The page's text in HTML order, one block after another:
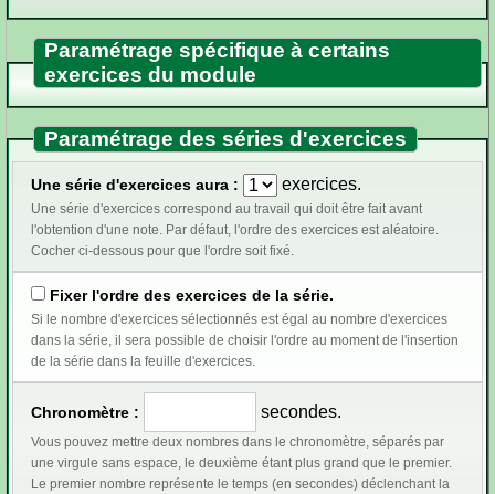
Paramétrage spécifique à certains
exercices du module
Paramétrage des séries d'exercices
Une série d'exercices aura : exercices.
Une série d'exercices correspond au travail qui doit être fait avant
l'obtention d'une note. Par défaut, l'ordre des exercices est aléatoire.
Cocher ci-dessous pour que l'ordre soit fixé.
Fixer l'ordre des exercices de la série.
Si le nombre d'exercices sélectionnés est égal au nombre d'exercices
dans la série, il sera possible de choisir l'ordre au moment de l'insertion
de la série dans la feuille d'exercices.
Chronomètre : secondes.
Vous pouvez mettre deux nombres dans le chronomètre, séparés par
une virgule sans espace, le deuxième étant plus grand que le premier.
Le premier nombre représente le temps (en secondes) déclenchant la